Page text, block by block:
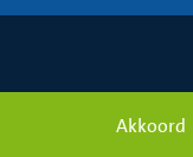
Akkoord